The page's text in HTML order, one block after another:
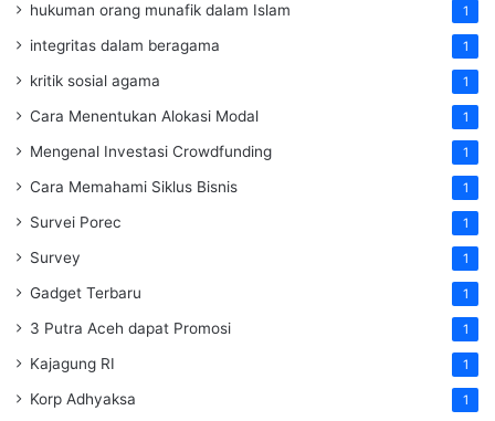
hukuman orang munafik dalam Islam 1
integritas dalam beragama 1
kritik sosial agama 1
Cara Menentukan Alokasi Modal 1
Mengenal Investasi Crowdfunding 1
Cara Memahami Siklus Bisnis 1
Survei Porec 1
Survey 1
Gadget Terbaru 1
3 Putra Aceh dapat Promosi 1
Kajagung RI 1
Korp Adhyaksa 1